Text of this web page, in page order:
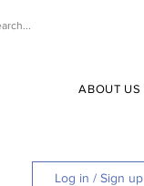
ABOUT US
Log in / Sign up